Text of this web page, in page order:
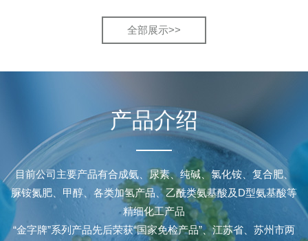
全部展示>>
产品介绍
目前公司主要产品有合成氨、尿素、纯碱、氯化铵、复合肥、
脲铵氮肥、甲醇、各类加氢产品、乙酰类氨基酸及D型氨基酸等
精细化工产品
“金字牌”系列产品先后荣获“国家免检产品”、江苏省、苏州市两